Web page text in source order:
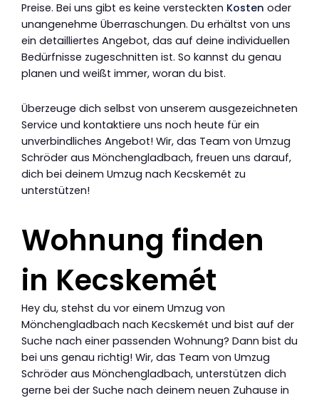
Preise. Bei uns gibt es keine versteckten Kosten oder
unangenehme Überraschungen. Du erhältst von uns
ein detailliertes Angebot, das auf deine individuellen
Bedürfnisse zugeschnitten ist. So kannst du genau
planen und weißt immer, woran du bist.
Überzeuge dich selbst von unserem ausgezeichneten
Service und kontaktiere uns noch heute für ein
unverbindliches Angebot! Wir, das Team von Umzug
Schröder aus Mönchengladbach, freuen uns darauf,
dich bei deinem Umzug nach Kecskemét zu
unterstützen!
Wohnung finden
in Kecskemét
Hey du, stehst du vor einem Umzug von
Mönchengladbach nach Kecskemét und bist auf der
Suche nach einer passenden Wohnung? Dann bist du
bei uns genau richtig! Wir, das Team von Umzug
Schröder aus Mönchengladbach, unterstützen dich
gerne bei der Suche nach deinem neuen Zuhause in